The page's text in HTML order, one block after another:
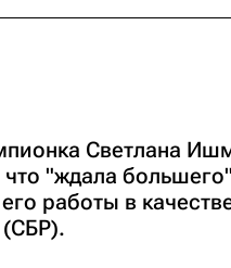
Светлана
что "ждала
работы в